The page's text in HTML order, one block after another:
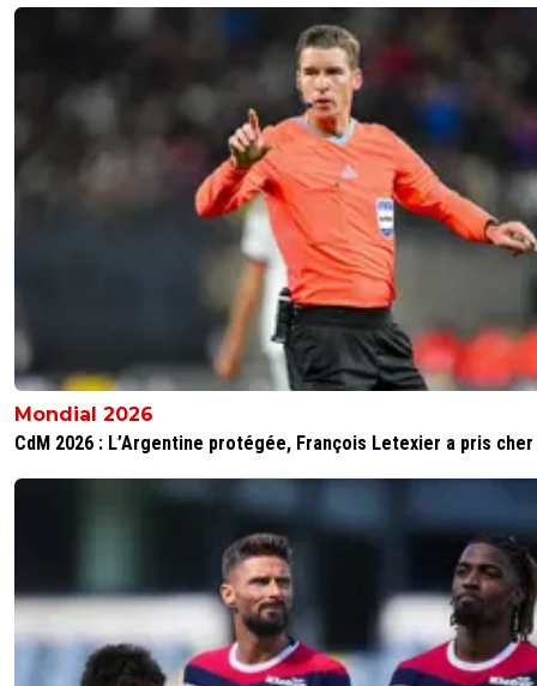
Mondial 2026
CdM 2026 : L’Argentine protégée, François Letexier a pris cher